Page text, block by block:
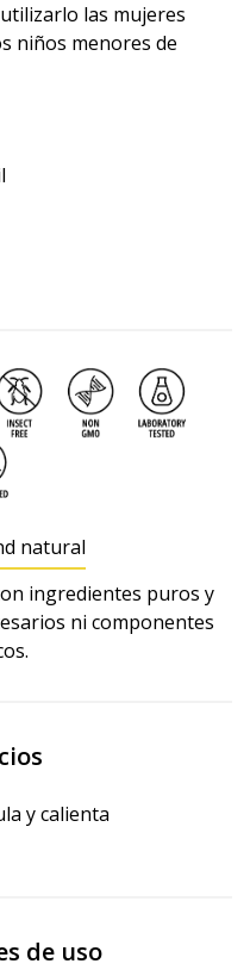
las mujeres
niños menores de
natural
ingredientes puros y
ni componentes
y calienta
de uso